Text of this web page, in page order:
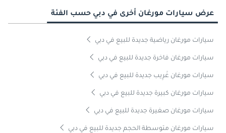
عرض سيارات مورغان أخرى في دبي حسب الفئة
سيارات مورغان رياضية جديدة للبيع في دبي
سيارات مورغان فاخرة جديدة للبيع في دبي
سيارات مورغان غَرِيب جديدة للبيع في دبي
سيارات مورغان كبيرة جديدة للبيع في دبي
سيارات مورغان صغيرة جديدة للبيع في دبي
سيارات مورغان متوسطة الحجم جديدة للبيع في دبي